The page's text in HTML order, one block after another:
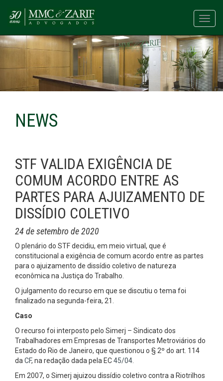
NEWS
STF VALIDA EXIGÊNCIA DE
COMUM ACORDO ENTRE AS
PARTES PARA AJUIZAMENTO DE
DISSÍDIO COLETIVO
24 de setembro de 2020
O plenário do STF decidiu, em meio virtual, que é
constitucional a exigência de comum acordo entre as partes
para o ajuizamento de dissídio coletivo de natureza
econômica na Justiça do Trabalho.
O julgamento do recurso em que se discutiu o tema foi
finalizado na segunda-feira, 21.
Caso
O recurso foi interposto pelo Simerj – Sindicato dos
Trabalhadores em Empresas de Transportes Metroviários do
Estado do Rio de Janeiro, que questionou o § 2º do art. 114
da CF, na redação dada pela EC45/04
Em 2007, o Simerj ajuizou dissídio coletivo contra a Riotrilhos